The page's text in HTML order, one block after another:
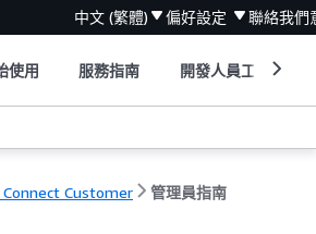
中文 (繁體) 偏好設定 聯絡我們
使用 服務指南 開發人員工具
Customer 管理員指南